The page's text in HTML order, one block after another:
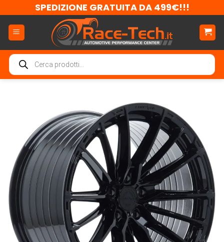
ai
contenuti
SPEDIZIONE GRATUITA DA 499€!!!
Ricerca
prodotti